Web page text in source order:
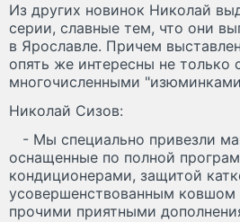
Из других новинок Николай
серии, славные тем, что они
в Ярославле. Причем
опять же интересны не только
многочисленными
Николай Сизов:
- Мы специально привезли
оснащенные по полной
кондиционерами, защитой
усовершенствованным ковшом
прочими приятными